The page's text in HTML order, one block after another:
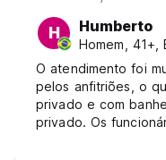
H Humberto
Homem, 41+,
O atendimento foi
pelos anfitriões, o
privado e com
privado. Os
funcionárias são